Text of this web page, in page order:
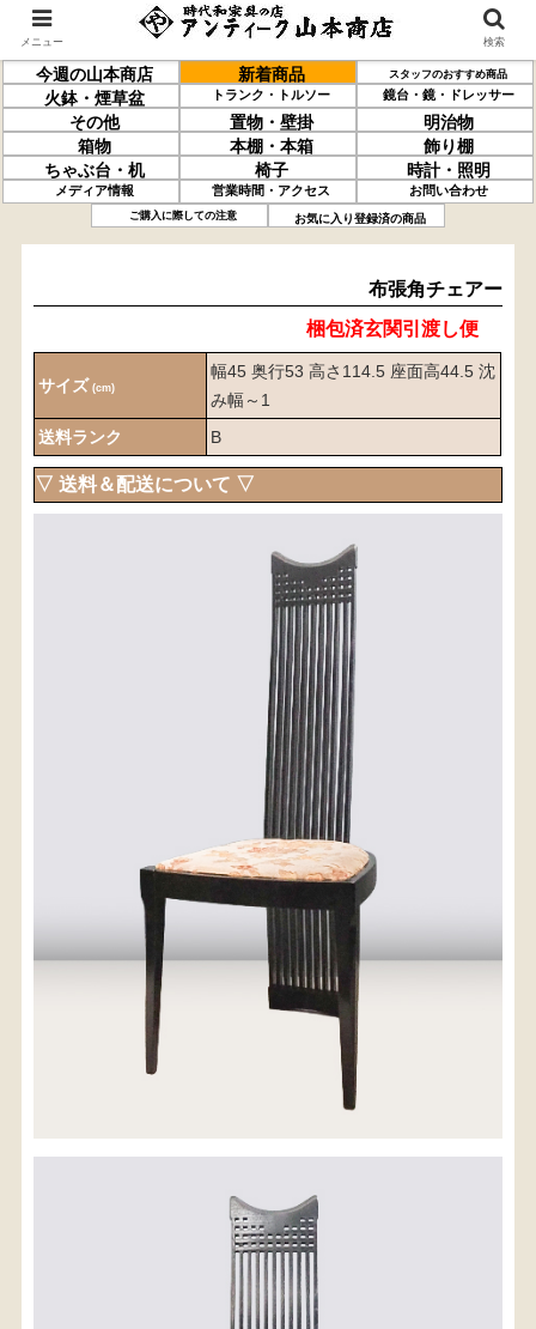
今週の山本商店 新着商品 スタッフのおすすめ商品
火鉢・煙草盆 トランク・トルソー 鏡台・鏡・ドレッサー
その他 置物・壁掛
明治物
箱物
本棚・本箱
飾り棚
ちゃぶ台・机
椅子 時計・照明
メディア情報 営業時間・アクセス お問い合わせ
ご購入に際しての注意 お気に入り登録済の商品
角チェアー
布張角チェアー
梱包済玄関引渡し便
サイズ (cm)
幅45 奥行53 高さ114.5 座面高44.5 沈
み幅～1
送料ランク
B
▽ 送料＆配送について ▽
〈送料について〉
・商品代金に送料は含まれておりません。
・送料は、商品のサイズ・発送先地域によって異なり
・ご購入手続きを進める途中で「宅急便」を選択いた
だくと、自動的に送料が加算されます。
こちら→
【送料を確認する】
お届け先、送料ランクを選択する事で送料が表
示されます。
お届け先
送料ランク
店舗までお問い合わせ下さい。
03-3468-0853
メニュー 検索